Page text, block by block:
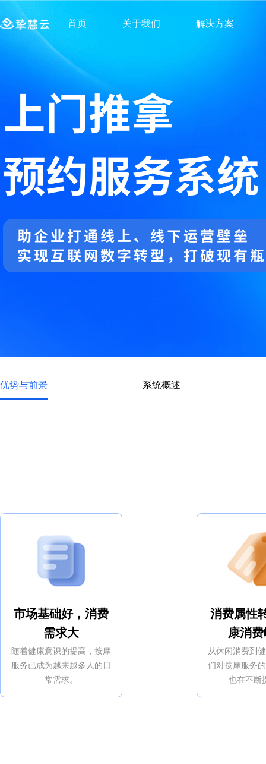
首页 关于我们 解决方案
优势与前景 系统概述
市场基础好，消费
需求大
随着健康意识的提高，按摩
服务已成为越来越多人的日
常需求。
消费属性
康消
从休闲消费到
们对按摩服务
也在不断